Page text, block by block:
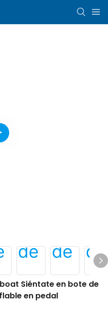
Siéntate en bote de
en pedal